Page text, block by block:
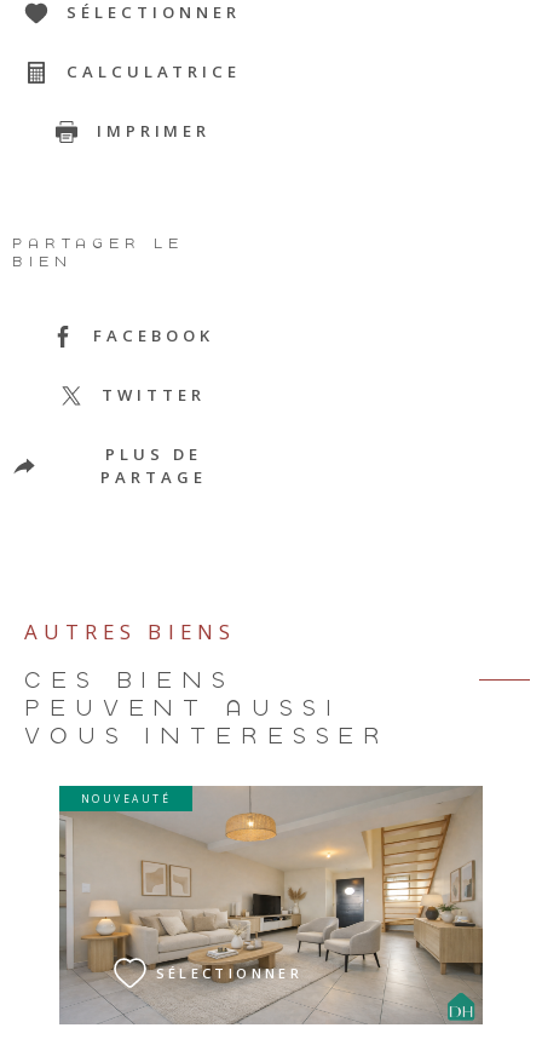
SÉLECTIONNER
CALCULATRICE
IMPRIMER
PARTAGER LE
BIEN
FACEBOOK
TWITTER
PLUS DE
PARTAGE
AUTRES BIENS
CES BIENS
PEUVENT AUSSI
VOUS INTÉRESSER
NOUVEAUTÉ
SÉLECTIONNER
VOIR LE BIEN